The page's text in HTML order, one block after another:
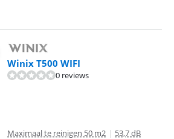
Winix T500 WIFI
0 reviews
Maximaal te reinigen 50 m2 | 53,7 dB